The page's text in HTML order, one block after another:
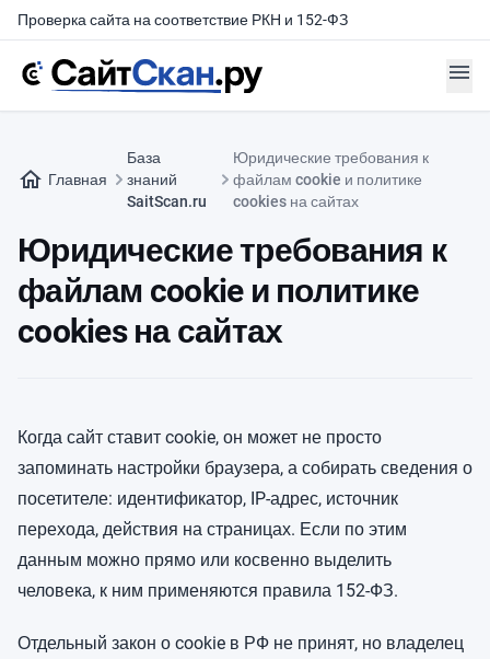
Проверка сайта на соответствие РКН и 152-ФЗ
menu
home Главная
База
знаний
SaitScan.ru
Юридические требования к
файлам cookie и политике
cookies на сайтах
Юридические требования к
файлам cookie и политике
cookies на сайтах
Когда сайт ставит cookie, он может не просто
запоминать настройки браузера, а собирать сведения о
посетителе: идентификатор, IP-адрес, источник
перехода, действия на страницах. Если по этим
данным можно прямо или косвенно выделить
человека, к ним применяются правила 152-ФЗ.
Отдельный закон о cookie в РФ не принят, но владелец